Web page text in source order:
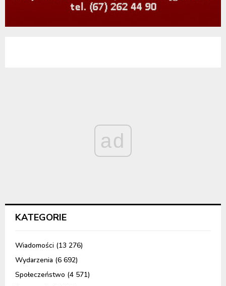
ad
KATEGORIE
Wiadomości (13 276)
Wydarzenia (6 692)
Społeczeństwo (4 571)